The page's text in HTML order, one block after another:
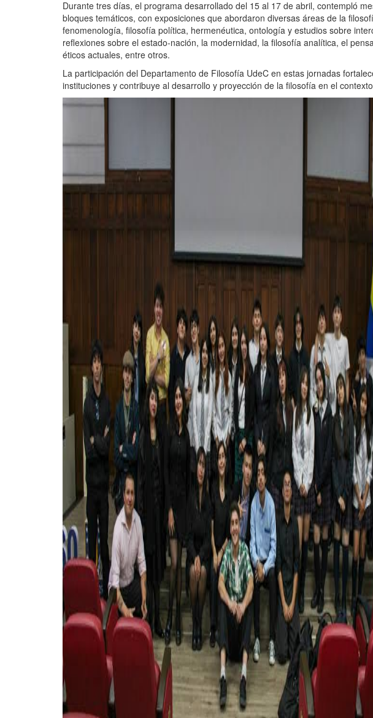
Durante tres días, el programa desarrollado del 15 al 17 de abril, contempló
bloques temáticos, con exposiciones que abordaron diversas áreas de la
fenomenología, filosofía política, hermenéutica, ontología y estudios sobre
reflexiones sobre el estado-nación, la modernidad, la filosofía analítica, el
éticos actuales, entre otros.
La participación del Departamento de Filosofía UdeC en estas jornadas
instituciones y contribuye al desarrollo y proyección de la filosofía en el